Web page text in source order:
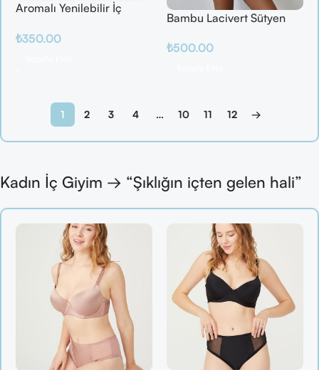
Aromalı Yenilebilir İç
/ Elma / Portakal
₺350.00
Bambu Lacivert Sütyen
₺500.00
1 2 3 4 … 10 11 12 →
Kadın İç Giyim → “Şıklığın içten gelen hali”